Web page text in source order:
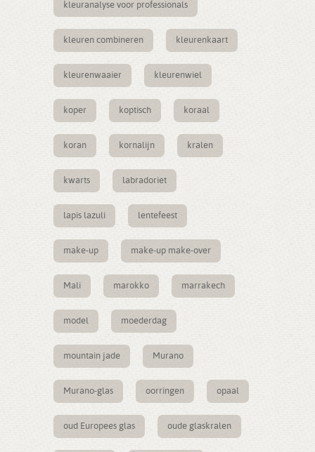
kleuranalyse voor professionals
kleuren combineren kleurenkaart
kleurenwaaier kleurenwiel
koper koptisch koraal
koran kornalijn kralen
kwarts labradoriet
lapis lazuli lentefeest
make-up make-up make-over
Mali marokko marrakech
model moederdag
mountain jade Murano
Murano-glas oorringen opaal
oud Europees glas oude glaskralen